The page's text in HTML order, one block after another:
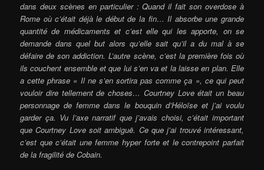
dans deux scènes en particulier : Quand il fait son overdose à
Rome où c’était déjà le début de la fin… Il absorbe une grande
quantité de médicaments et c’est elle qui les apporte, on se
demande dans quel but alors qu’elle sait qu’il a du mal à se
défaire de son addiction. L’autre scène, c’est la première fois où
ils couchent ensemble et que lui s’en va et la laisse en plan. Elle
a cette phrase « Il ne s’en sortira pas comme ça », ce qui peut
vouloir dire tellement de choses… Courtney Love était un beau
personnage de femme dans le bouquin d’Héloïse et j’ai voulu
garder ça. Vu l’axe narratif que j’avais choisi, c’était important
que Courtney Love soit ambiguë. Ce que j’ai trouvé intéressant,
c’est que c’était une femme hyper forte et le contrepoint parfait
de la fragilité de Cobain.